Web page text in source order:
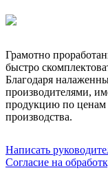
Грамотно
быстро
Благодаря
производителями,
продукцию по
производства.
Написать
Согласие на